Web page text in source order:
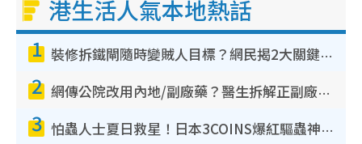
港生活人氣本地熱話
1 裝修拆鐵閘隨時變賊人目標？網民揭2大關鍵用途：裝新式等於白裝？附新舊鐵閘分別
2 網傳公院改用內地/副廠藥？醫生拆解正副廠分別 揭4類人換藥隨時出事
3 怕蟲人士夏日救星！日本3COINS爆紅驅蟲神器$45起 1招「全程免觸碰」輕鬆搞定小強